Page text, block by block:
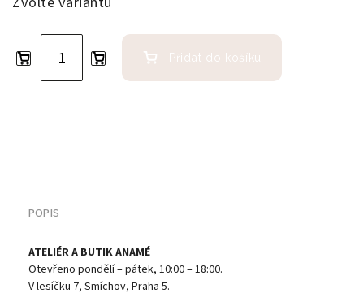
Přidat do košíku
POPIS
ATELIÉR A BUTIK ANAMÉ
Otevřeno pondělí – pátek, 10:00 – 18:00.
V lesíčku 7, Smíchov, Praha 5.